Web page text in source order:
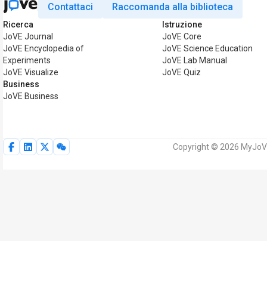
Contattaci Raccomanda alla biblioteca
Ricerca
JoVE Journal
JoVE Encyclopedia of
Experiments
JoVE Visualize
Business
JoVE Business
Istruzione
JoVE Core
JoVE Science Education
JoVE Lab Manual
JoVE Quiz
Copyright © 2026